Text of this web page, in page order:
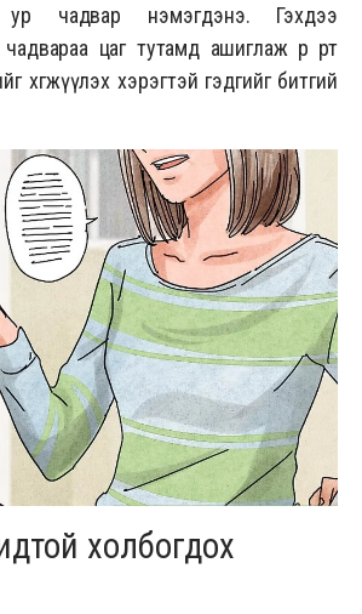
чадвар нэмэгдэнэ. Гэхдээ
цаг тутамд ашиглаж өөрөө өөртөө
хөгжүүлэх хэрэгтэй гэдгийг битгий
холбогдох